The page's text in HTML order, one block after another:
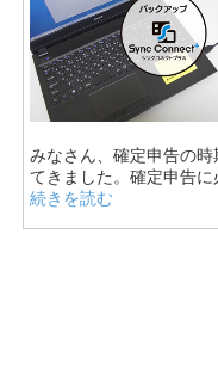
みなさん、確定申告の時
てきました。確定申告に
続きを読む